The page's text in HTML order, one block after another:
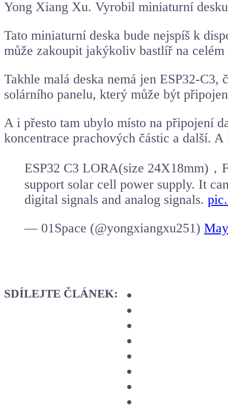
Yong Xiang Xu. Vyrobil miniaturní
Tato miniaturní deska bude nejspíš k
může zakoupit jakýkoliv bastlíř na
Takhle malá deska nemá jen ESP32-
solárního panelu, který může být
A i přesto tam ubylo místo na připojení
koncentrace prachových částic a další.
ESP32 C3 LORA(size 24X18mm)，
support solar cell power supply. It
digital signals and analog signals.
— 01Space (@yongxiangxu251)
SDÍLEJTE ČLÁNEK: